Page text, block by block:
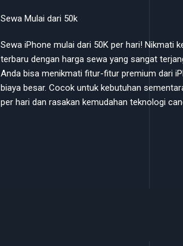
Sewa Mulai dari 50k
Sewa iPhone mulai dari 50K per hari! Nikmati
terbaru dengan harga sewa yang sangat
Anda bisa menikmati fitur-fitur premium dari
biaya besar. Cocok untuk kebutuhan
per hari dan rasakan kemudahan teknologi